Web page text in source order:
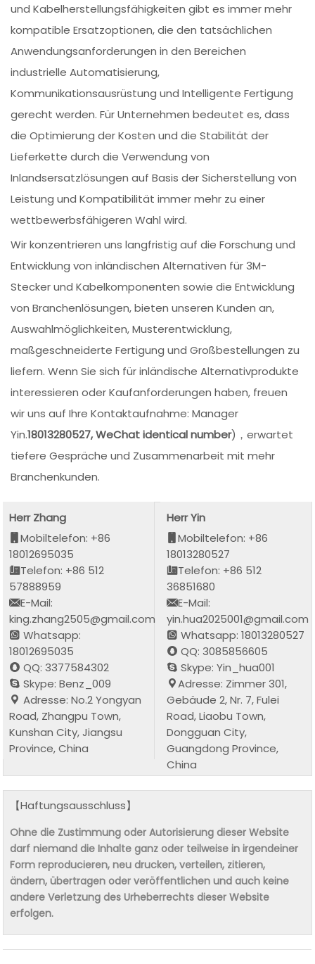
und Kabelherstellungsfähigkeiten gibt es immer mehr
kompatible Ersatzoptionen, die den tatsächlichen
Anwendungsanforderungen in den Bereichen
industrielle Automatisierung,
Kommunikationsausrüstung und Intelligente Fertigung
gerecht werden. Für Unternehmen bedeutet es, dass
die Optimierung der Kosten und die Stabilität der
Lieferkette durch die Verwendung von
Inlandsersatzlösungen auf Basis der Sicherstellung von
Leistung und Kompatibilität immer mehr zu einer
wettbewerbsfähigeren Wahl wird.
Wir konzentrieren uns langfristig auf die Forschung und
Entwicklung von inländischen Alternativen für 3M-
Stecker und Kabelkomponenten sowie die Entwicklung
von Branchenlösungen, bieten unseren Kunden an,
Auswahlmöglichkeiten, Musterentwicklung,
maßgeschneiderte Fertigung und Großbestellungen zu
liefern. Wenn Sie sich für inländische Alternativprodukte
interessieren oder Kaufanforderungen haben, freuen
wir uns auf Ihre Kontaktaufnahme: Manager
Yin.18013280527, WeChat identical number)，erwartet
tiefere Gespräche und Zusammenarbeit mit mehr
Branchenkunden.
Herr Zhang
Mobiltelefon: +86
18012695035
Telefon: +86 512
57888959
E-Mail:
king.zhang2505@gmail.com
Whatsapp:
18012695035
QQ: 3377584302
Skype: Benz_009
Adresse: No.2 Yongyan
Road, Zhangpu Town,
Kunshan City, Jiangsu
Province, China
Herr Yin
Mobiltelefon: +86
18013280527
Telefon: +86 512
36851680
E-Mail:
yin.hua2025001@gmail.com
Whatsapp: 18013280527
QQ: 3085856605
Skype: Yin_hua001
Adresse: Zimmer 301,
Gebäude 2, Nr. 7, Fulei
Road, Liaobu Town,
Dongguan City,
Guangdong Province,
China
【Haftungsausschluss】
Ohne die Zustimmung oder Autorisierung dieser Website
darf niemand die Inhalte ganz oder teilweise in irgendeiner
Form reproducieren, neu drucken, verteilen, zitieren,
ändern, übertragen oder veröffentlichen und auch keine
andere Verletzung des Urheberrechts dieser Website
erfolgen.